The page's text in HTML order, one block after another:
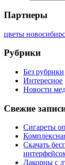
Партнеры
цветы
Рубрики
Без рубрики
Интересное
Новости
Свежие
Сигареты
Скачать
Лакорны с